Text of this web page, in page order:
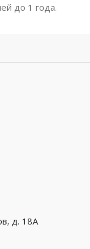
до 1 года.
д. 18А